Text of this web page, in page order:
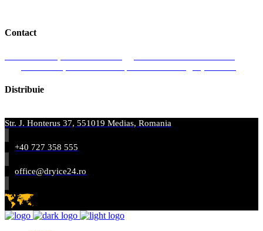
Contact
Distribuie
Str. J. Honterus 37, 551019 Medias, Romania
+40 727 358 555
office@dryice24.ro